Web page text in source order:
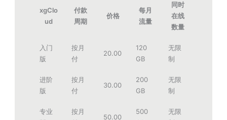
xgClo
ud
付款
周期
价格
每月
流量
同时
在线
数量
入门
版
按月
付
20.00
120
GB
无限
制
进阶
版
按月
付
30.00
200
GB
无限
制
专业
按月
50.00
500
无限